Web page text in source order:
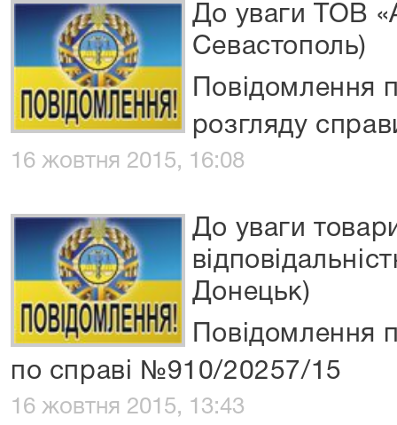
До уваги ТОВ
Севастополь)
Повідомлення
розгляду
16 жовтня 2015, 16:08
До уваги
Донецьк)
Повідомлення
по справі №910/20257/15
16 жовтня 2015, 13:43